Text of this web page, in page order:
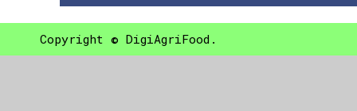
Copyright © DigiAgriFood.